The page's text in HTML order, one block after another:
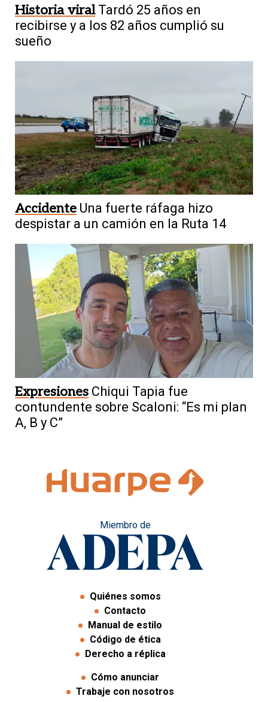
Historia viral Tardó 25 años en
recibirse y a los 82 años cumplió su
sueño
Accidente Una fuerte ráfaga hizo
despistar a un camión en la Ruta 14
Expresiones Chiqui Tapia fue
contundente sobre Scaloni: “Es mi plan
A, B y C”
Miembro de
Quiénes somos
Contacto
Manual de estilo
Código de ética
Derecho a réplica
Cómo anunciar
Trabaje con nosotros